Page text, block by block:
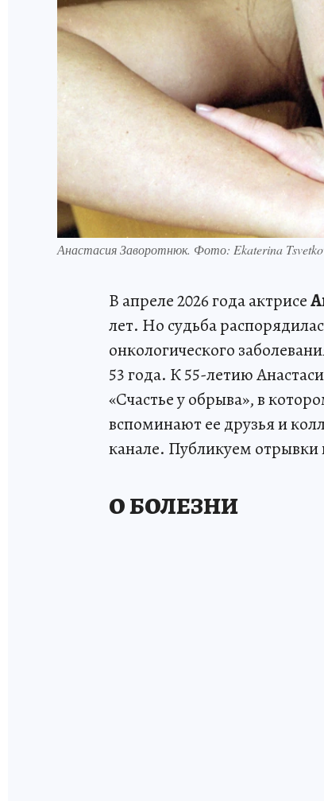
Анастасия Заворотнюк. Фото: Ekaterina
В апреле 2026 года актрисе
лет. Но судьба
онкологического
53 года. К 55-летию
«Счастье у обрыва», в
вспоминают ее друзья и
канале. Публикуем отрывки
О БОЛЕЗНИ